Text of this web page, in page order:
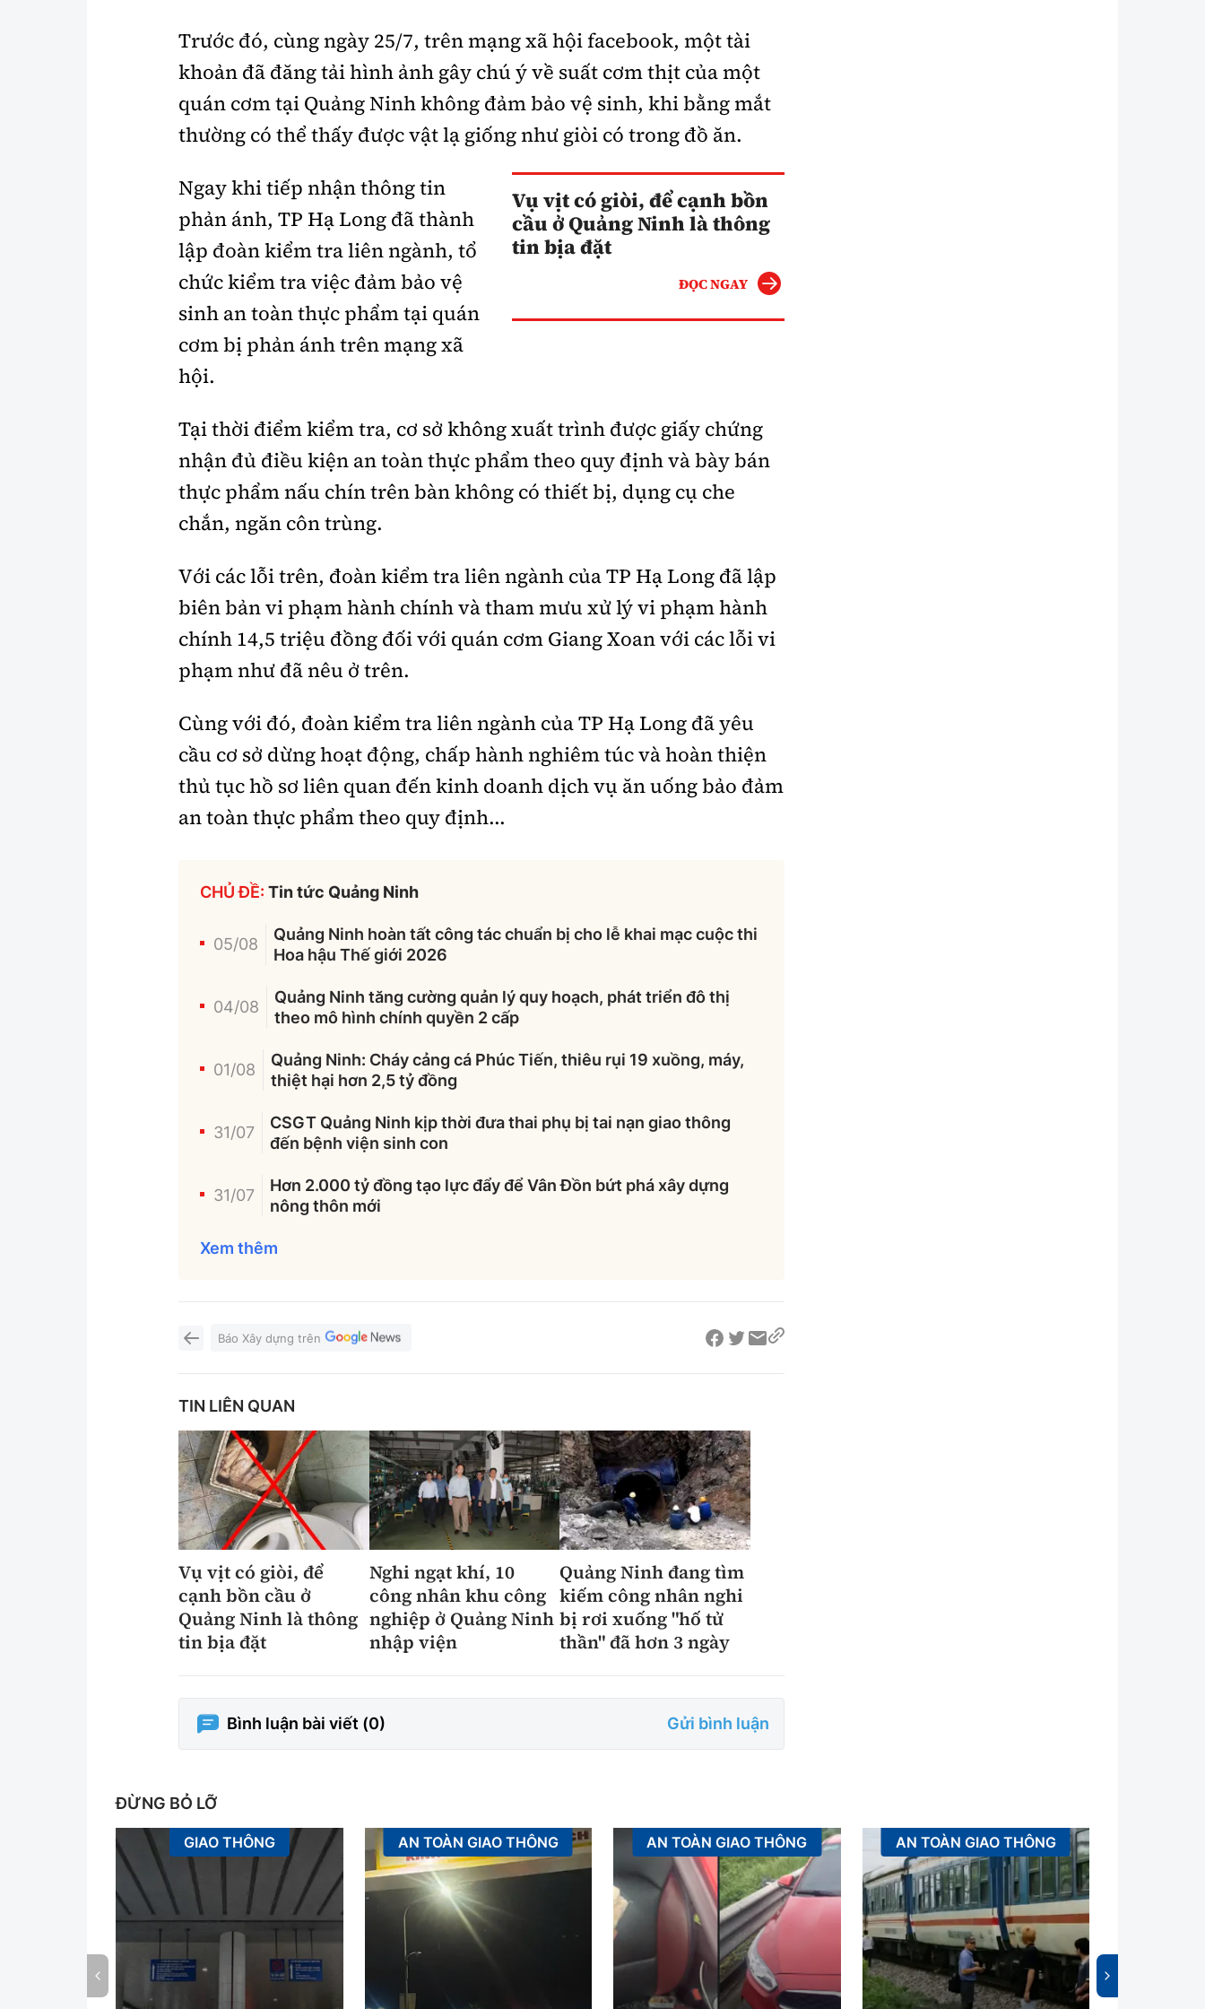
Trước đó, cùng ngày 25/7, trên mạng xã hội facebook, một tài
khoản đã đăng tải hình ảnh gây chú ý về suất cơm thịt của một
quán cơm tại Quảng Ninh không đảm bảo vệ sinh, khi bằng mắt
thường có thể thấy được vật lạ giống như giòi có trong đồ ăn.
Vụ vịt có giòi, để cạnh bồn
cầu ở Quảng Ninh là thông
tin bịa đặt
ĐỌC NGAY
Ngay khi tiếp nhận thông tin
phản ánh, TP Hạ Long đã thành
lập đoàn kiểm tra liên ngành, tổ
chức kiểm tra việc đảm bảo vệ
sinh an toàn thực phẩm tại quán
cơm bị phản ánh trên mạng xã
hội.
Tại thời điểm kiểm tra, cơ sở không xuất trình được giấy chứng
nhận đủ điều kiện an toàn thực phẩm theo quy định và bày bán
thực phẩm nấu chín trên bàn không có thiết bị, dụng cụ che
chắn, ngăn côn trùng.
Với các lỗi trên, đoàn kiểm tra liên ngành của TP Hạ Long đã lập
biên bản vi phạm hành chính và tham mưu xử lý vi phạm hành
chính 14,5 triệu đồng đối với quán cơm Giang Xoan với các lỗi vi
phạm như đã nêu ở trên.
Cùng với đó, đoàn kiểm tra liên ngành của TP Hạ Long đã yêu
cầu cơ sở dừng hoạt động, chấp hành nghiêm túc và hoàn thiện
thủ tục hồ sơ liên quan đến kinh doanh dịch vụ ăn uống bảo đảm
an toàn thực phẩm theo quy định...
CHỦ ĐỀ: Tin tức Quảng Ninh
05/08
Quảng Ninh hoàn tất công tác chuẩn bị cho lễ khai mạc cuộc thi
Hoa hậu Thế giới 2026
04/08
Quảng Ninh tăng cường quản lý quy hoạch, phát triển đô thị
theo mô hình chính quyền 2 cấp
01/08
Quảng Ninh: Cháy cảng cá Phúc Tiến, thiêu rụi 19 xuồng, máy,
thiệt hại hơn 2,5 tỷ đồng
31/07
CSGT Quảng Ninh kịp thời đưa thai phụ bị tai nạn giao thông
đến bệnh viện sinh con
31/07
Hơn 2.000 tỷ đồng tạo lực đẩy để Vân Đồn bứt phá xây dựng
nông thôn mới
Xem thêm
Báo Xây dựng trên
TIN LIÊN QUAN
Vụ vịt có giòi, để
cạnh bồn cầu ở
Quảng Ninh là thông
tin bịa đặt
Nghi ngạt khí, 10
công nhân khu công
nghiệp ở Quảng Ninh
nhập viện
Quảng Ninh đang tìm
kiếm công nhân nghi
bị rơi xuống "hố tử
thần" đã hơn 3 ngày
Bình luận bài viết (0) Gửi bình luận
ĐỪNG BỎ LỠ
GIAO THÔNG AN TOÀN GIAO THÔNG AN TOÀN GIAO THÔNG AN TOÀN GIAO THÔNG